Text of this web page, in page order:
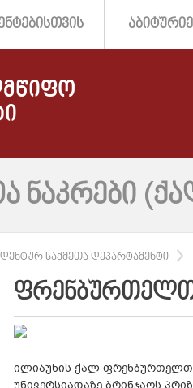
ᲡᲐᲥᲛᲔᲗᲐ ᲓᲔᲞᲐᲠᲢᲐᲛᲔᲜᲢᲘ
ილიაუნის ქალ
უნივერსიადაზე ბრინჯაოს